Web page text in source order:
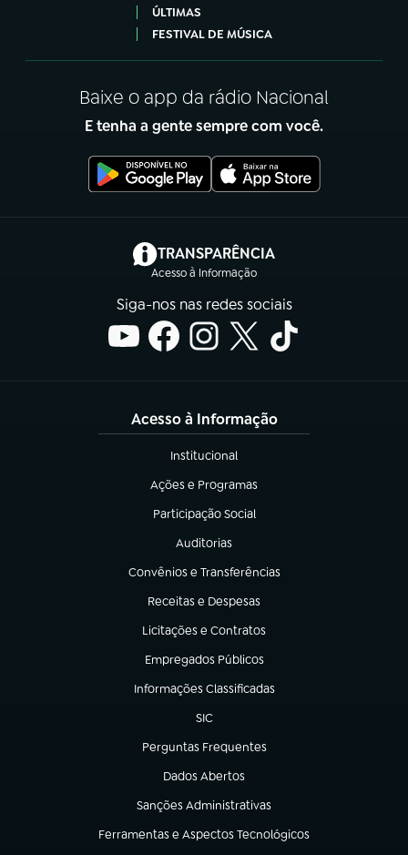
ÚLTIMAS
FESTIVAL DE MÚSICA
Baixe o app da rádio Nacional
E tenha a gente sempre com você.
TRANSPARÊNCIA
Acesso à Informação
(abre em nova aba)
Siga-nos nas redes sociais
Acesso à Informação
Institucional
(abre em nova aba)
Ações e Programas
(abre em nova aba)
Participação Social
(abre em nova aba)
Auditorias
(abre em nova aba)
Convênios e Transferências
(abre em nova aba)
Receitas e Despesas
(abre em nova aba)
Licitações e Contratos
(abre em nova aba)
Empregados Públicos
(abre em nova aba)
Informações Classificadas
(abre em nova aba)
SIC
(abre em nova aba)
Perguntas Frequentes
(abre em nova aba)
Dados Abertos
(abre em nova aba)
Sanções Administrativas
(abre em nova aba)
Ferramentas e Aspectos Tecnológicos
(abre em nova aba)